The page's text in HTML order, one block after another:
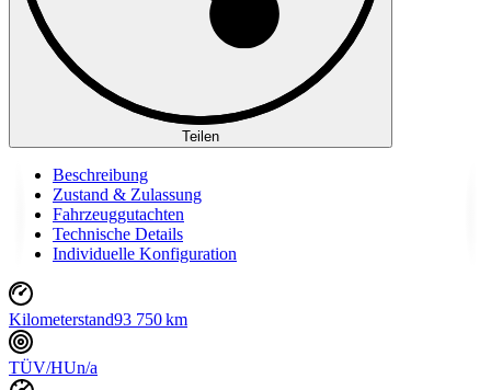
Teilen
Beschreibung
Zustand & Zulassung
Fahrzeuggutachten
Technische Details
Individuelle Konfiguration
Kilometerstand93 750 km
TÜV/HUn/a